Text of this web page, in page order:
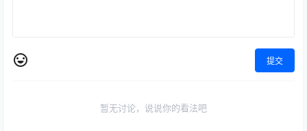
提交
暂无讨论，说说你的看法吧